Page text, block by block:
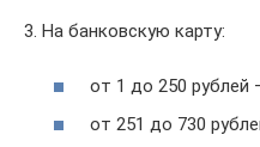
3. На банковскую карту:
от 1 до 250 рублей
от 251 до 730